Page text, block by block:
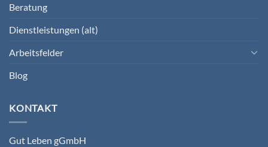
Beratung
Dienstleistungen (alt)
Arbeitsfelder
Blog
KONTAKT
Gut Leben gGmbH